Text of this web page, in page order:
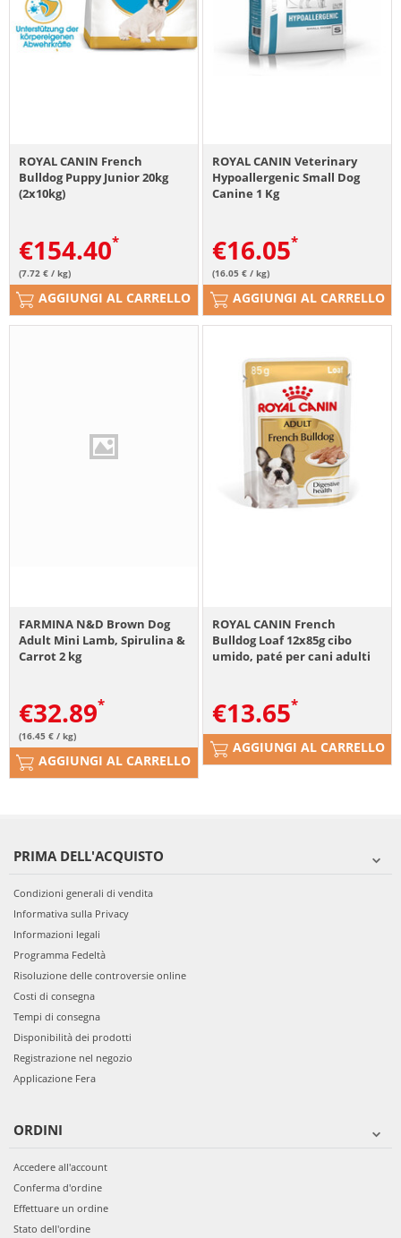
ROYAL CANIN French
Bulldog Puppy Junior 20kg
(2x10kg)
€154.40
(7.72 € / kg)
AGGIUNGI AL CARRELLO
ROYAL CANIN Veterinary
Hypoallergenic Small Dog
Canine 1 Kg
€16.05
(16.05 € / kg)
AGGIUNGI AL CARRELLO
FARMINA N&D Brown Dog
Adult Mini Lamb, Spirulina &
Carrot 2 kg
€32.89
(16.45 € / kg)
AGGIUNGI AL CARRELLO
ROYAL CANIN French
Bulldog Loaf 12x85g cibo
umido, paté per cani adulti
€13.65
AGGIUNGI AL CARRELLO
PRIMA DELL'ACQUISTO
Condizioni generali di vendita
Informativa sulla Privacy
Informazioni legali
Programma Fedeltà
Risoluzione delle controversie online
Costi di consegna
Tempi di consegna
Disponibilità dei prodotti
Registrazione nel negozio
Applicazione Fera
ORDINI
Accedere all'account
Conferma d'ordine
Effettuare un ordine
Stato dell'ordine